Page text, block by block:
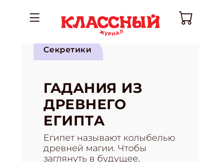
Секретики
ГАДАНИЯ ИЗ
ДРЕВНЕГО
ЕГИПТА
Египет называют колыбелью
древней магии. Чтобы
заглянуть в будущее,